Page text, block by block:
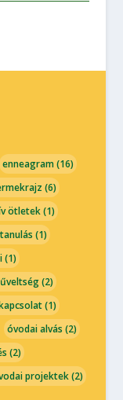
enneagram(16)
(6)
ötletek(1)
(1)
(1)
(2)
(1)
óvodai alvás (2)
(2)
projektek(2)